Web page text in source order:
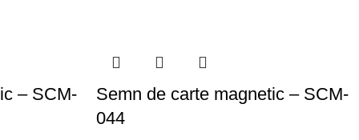
– SCM-
Semn de carte magnetic – SCM-
044